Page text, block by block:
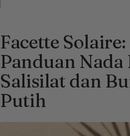
Facette Solaire:
Panduan Nada
Salisilat dan
Putih